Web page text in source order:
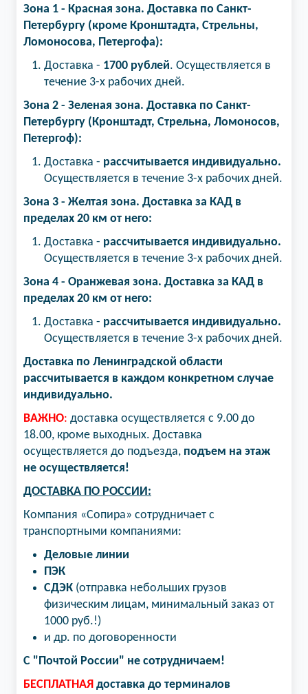
Зона 1 - Красная зона. Доставка по Санкт-
Петербургу (кроме Кронштадта, Стрельны,
Ломоносова, Петергофа):
Доставка - 1700 рублей. Осуществляется в
течение 3-х рабочих дней.
Зона 2 - Зеленая зона.​ Доставка по Санкт-
Петербургу (Кронштадт, Стрельна, Ломоносов,
Петергоф):
Доставка - рассчитывается индивидуально.
Осуществляется в течение 3-х рабочих дней.
Зона 3 - Желтая зона​. Доставка за КАД в
пределах 20 км от него:
Доставка - рассчитывается индивидуально.
Осуществляется в течение 3-х рабочих дней.
Зона 4 - Оранжевая зона. Доставка за КАД в
пределах 20 км от него:
Доставка - рассчитывается индивидуально.
Осуществляется в течение 3-х рабочих дней.
Доставка по Ленинградской области
рассчитывается в каждом конкретном случае
индивидуально.
ВАЖНО: доставка осуществляется с 9.00 до
18.00, кроме выходных. Доставка
осуществляется до подъезда, подъем на этаж
не осуществляется!
ДОСТАВКА ПО РОССИИ:
Компания «Сопира» сотрудничает с
транспортными компаниями:
Деловые линии
ПЭК
СДЭК (отправка небольших грузов
физическим лицам, минимальный заказ от
1000 руб.!)
и др. по договоренности
С "Почтой России" не сотрудничаем!
БЕСПЛАТНАЯ доставка до терминалов